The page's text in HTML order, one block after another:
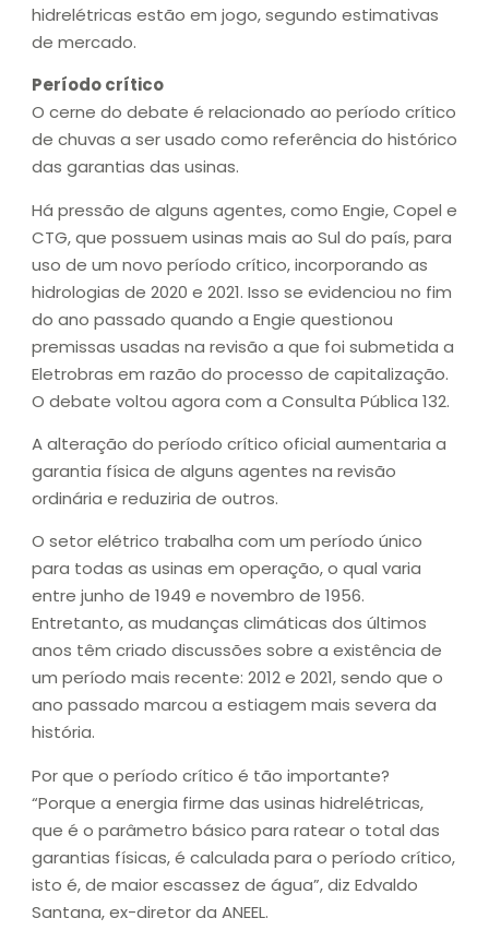
hidrelétricas estão em jogo, segundo estimativas
de mercado.
Período crítico
O cerne do debate é relacionado ao período crítico
de chuvas a ser usado como referência do histórico
das garantias das usinas.
Há pressão de alguns agentes, como Engie, Copel e
CTG, que possuem usinas mais ao Sul do país, para
uso de um novo período crítico, incorporando as
hidrologias de 2020 e 2021. Isso se evidenciou no fim
do ano passado quando a Engie questionou
premissas usadas na revisão a que foi submetida a
Eletrobras em razão do processo de capitalização.
O debate voltou agora com a Consulta Pública 132.
A alteração do período crítico oficial aumentaria a
garantia física de alguns agentes na revisão
ordinária e reduziria de outros.
O setor elétrico trabalha com um período único
para todas as usinas em operação, o qual varia
entre junho de 1949 e novembro de 1956.
Entretanto, as mudanças climáticas dos últimos
anos têm criado discussões sobre a existência de
um período mais recente: 2012 e 2021, sendo que o
ano passado marcou a estiagem mais severa da
história.
Por que o período crítico é tão importante?
“Porque a energia firme das usinas hidrelétricas,
que é o parâmetro básico para ratear o total das
garantias físicas, é calculada para o período crítico,
isto é, de maior escassez de água”, diz Edvaldo
Santana, ex-diretor da ANEEL.